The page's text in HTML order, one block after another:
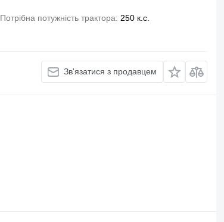
Потрібна потужність трактора 250 к.с.
Зв'язатися з продавцем